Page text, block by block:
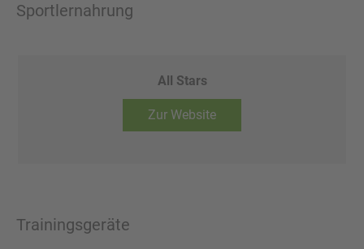
Sportlernahrung
All Stars
Zur Website
Trainingsgeräte